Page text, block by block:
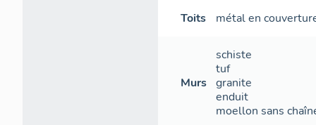
- plusieurs
extérieure à
-
Toits métal en
Murs
schiste
tuf
granite
enduit
moellon sans